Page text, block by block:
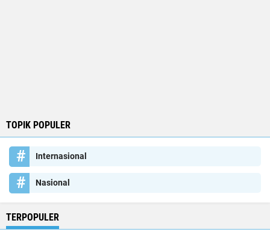
TOPIK POPULER
Internasional
Nasional
TERPOPULER